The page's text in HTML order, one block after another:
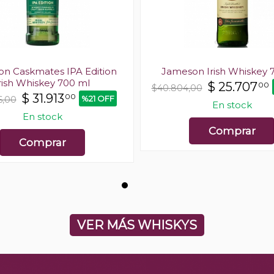
Caskmates IPA Edition
Whiskey 700 ml
$ 31.913 00 %21 OFF
En stock
Comprar
Jameson Irish Whiskey
$40.804,00 $ 25.70700
En stock
Comprar
VER MÁS WHISKYS